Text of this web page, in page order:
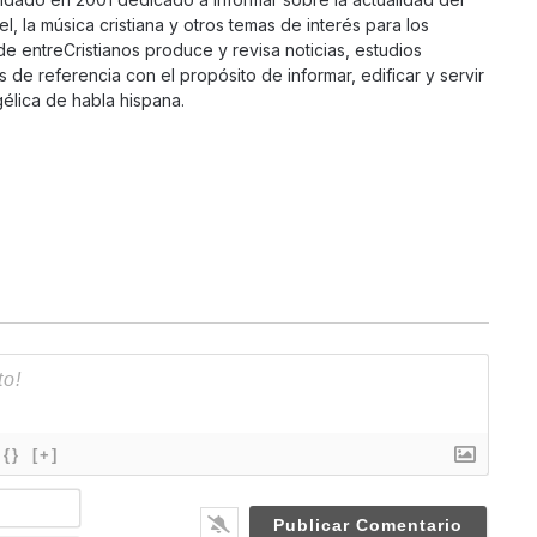
la música cristiana y otros temas de interés para los
entreCristianos produce y revisa noticias, estudios
de referencia con el propósito de informar, edificar y servir
de habla hispana.
{} [+]